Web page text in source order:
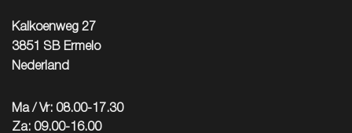
Kalkoenweg 27
3851 SB Ermelo
Nederland
Ma / Vr: 08.00-17.30
Za: 09.00-16.00